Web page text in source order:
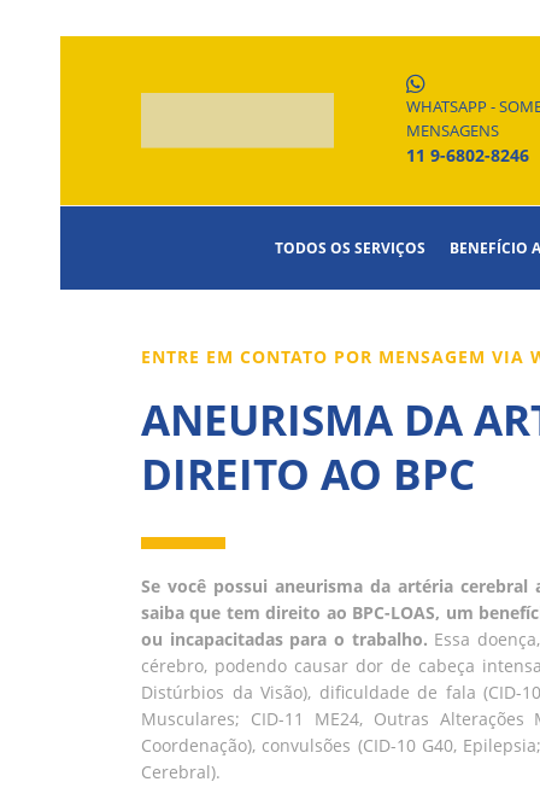
WHATSAPP -
MENSAGENS
11 9-6802-8246
TODOS OS SERVIÇOS BENEFÍCIO
ENTRE EM CONTATO POR MENSAGEM VIA
ANEURISMA DA
DIREITO AO BPC
Se você possui aneurisma da artéria cerebral
saiba que tem direito ao BPC-LOAS, um
ou incapacitadas para o trabalho. Essa
cérebro, podendo causar dor de cabeça
Distúrbios da Visão), dificuldade de fala (CID-
Musculares; CID-11 ME24, Outras
Coordenação), convulsões (CID-10 G40,
Cerebral).